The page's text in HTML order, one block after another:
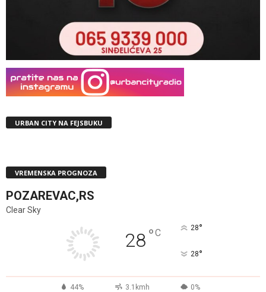
URBAN CITY NA FEJSBUKU
VREMENSKA PROGNOZA
POZAREVAC,RS
Clear Sky
28°C 28°
28°
44% 3.1kmh 0%